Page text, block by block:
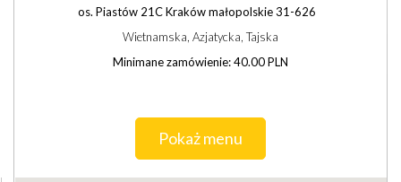
os. Piastów 21C Kraków małopolskie 31-626
Wietnamska, Azjatycka, Tajska
Minimane zamówienie: 40.00 PLN
Pokaż menu